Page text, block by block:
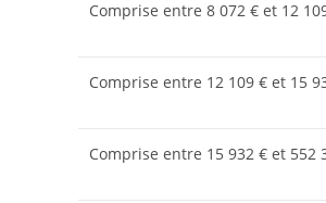
Comprise entre 8 072 € et 12
Comprise entre 12 109 € et 15
Comprise entre 15 932 € et 552